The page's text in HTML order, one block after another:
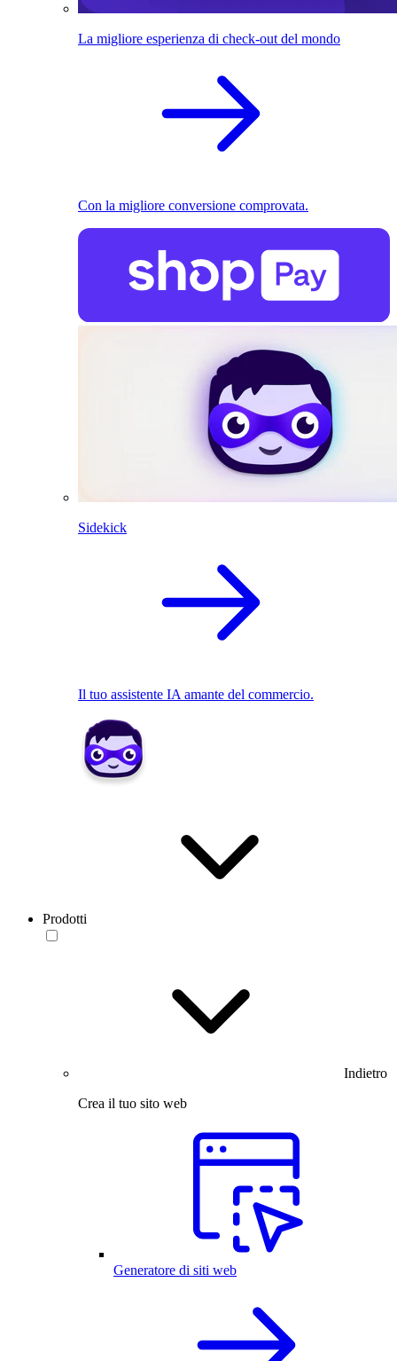
La migliore esperienza di check-out del mondo
Con la migliore conversione comprovata.
Sidekick
Il tuo assistente IA amante del commercio.
Prodotti
Indietro
Crea il tuo sito web
Generatore di siti web